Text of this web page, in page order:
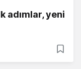
adımlar, yeni